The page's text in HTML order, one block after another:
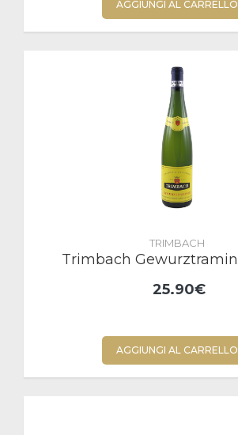
AGGIUNGI AL CARRELLO
TRIMBACH
Trimbach
25.90€
AGGIUNGI AL CARRELLO